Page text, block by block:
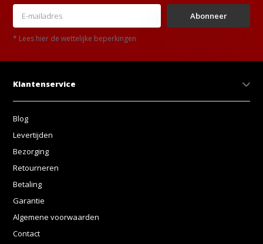
Abonneer
* Lees hier de wettelijke beperkingen
Klantenservice
Blog
Levertijden
Bezorging
Retourneren
Betaling
Garantie
Algemene voorwaarden
Contact